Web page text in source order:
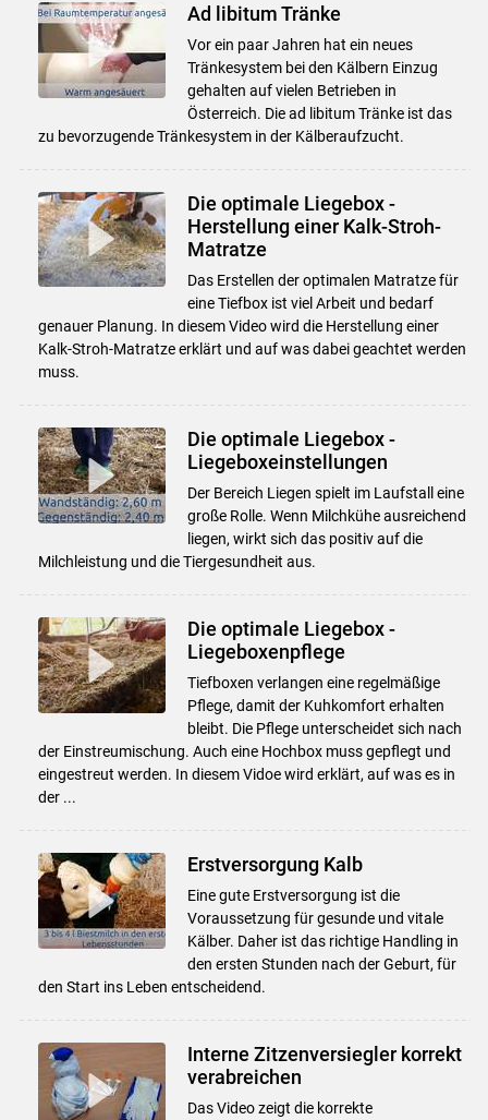
Ad libitum Tränke
Vor ein paar Jahren hat ein neues
Tränkesystem bei den Kälbern Einzug
gehalten auf vielen Betrieben in
Österreich. Die ad libitum Tränke ist das
zu bevorzugende Tränkesystem in der Kälberaufzucht.
Die optimale Liegebox -
Herstellung einer Kalk-Stroh-
Matratze
Das Erstellen der optimalen Matratze für
eine Tiefbox ist viel Arbeit und bedarf
genauer Planung. In diesem Video wird die Herstellung einer
Kalk-Stroh-Matratze erklärt und auf was dabei geachtet werden
muss.
Die optimale Liegebox -
Liegeboxeinstellungen
Der Bereich Liegen spielt im Laufstall eine
große Rolle. Wenn Milchkühe ausreichend
liegen, wirkt sich das positiv auf die
Milchleistung und die Tiergesundheit aus.
Die optimale Liegebox -
Liegeboxenpflege
Tiefboxen verlangen eine regelmäßige
Pflege, damit der Kuhkomfort erhalten
bleibt. Die Pflege unterscheidet sich nach
der Einstreumischung. Auch eine Hochbox muss gepflegt und
eingestreut werden. In diesem Vidoe wird erklärt, auf was es in
der ...
Erstversorgung Kalb
Eine gute Erstversorgung ist die
Voraussetzung für gesunde und vitale
Kälber. Daher ist das richtige Handling in
den ersten Stunden nach der Geburt, für
den Start ins Leben entscheidend.
Interne Zitzenversiegler korrekt
verabreichen
Das Video zeigt die korrekte